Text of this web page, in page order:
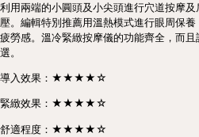
利用兩端的小圓頭及小尖頭進行穴道按摩
壓。編輯特別推薦用溫熱模式進行眼周保
疲勞感。溫冷緊緻按摩儀的功能齊全，而
選。
導入效果：★★★★☆
緊緻效果：★★★★☆
舒適程度：★★★★☆